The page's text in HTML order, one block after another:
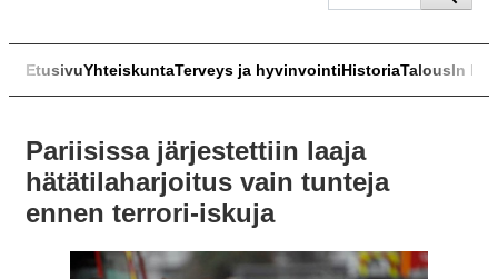
EtusivuYhteiskuntaTerveys ja hyvinvointiHistoriaTalousIn
Pariisissa järjestettiin laaja
hätätilaharjoitus vain tunteja
ennen terrori-iskuja